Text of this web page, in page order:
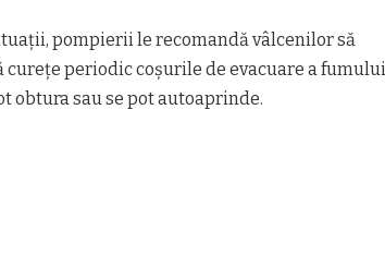
pompierii le recomandă vâlcenilor să
cureţe periodic coşurile de evacuare a fumului
obtura sau se pot autoaprinde.